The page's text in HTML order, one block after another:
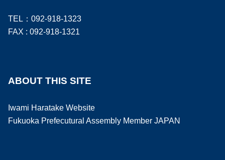
TEL：092-918-1323
FAX : 092-918-1321
ABOUT THIS SITE
Iwami Haratake Website
Fukuoka Prefecutural Assembly Member JAPAN